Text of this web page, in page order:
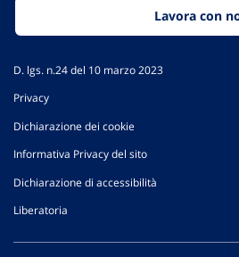
Lavora con
D. lgs. n.24 del 10 marzo 2023
Privacy
Dichiarazione dei cookie
Informativa Privacy del sito
Dichiarazione di accessibilità
Liberatoria